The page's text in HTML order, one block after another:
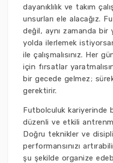
dayanıklılık ve takım
unsurları ele alacağız.
değil, aynı zamanda bir
yolda ilerlemek
ile çalışmalısınız. Her
için fırsatlar
bir gecede gelmez;
gerektirir.
Futbolculuk kariyerinde
düzenli ve etkili
Doğru teknikler ve
performansınızı
şu şekilde organize